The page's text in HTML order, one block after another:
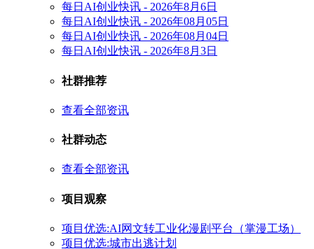
每日AI创业快讯 - 2026年8月6日
每日AI创业快讯 - 2026年08月05日
每日AI创业快讯 - 2026年08月04日
每日AI创业快讯 - 2026年8月3日
社群推荐
查看全部资讯
社群动态
查看全部资讯
项目观察
项目优选:AI网文转工业化漫剧平台（掌漫工场）
项目优选:城市出逃计划